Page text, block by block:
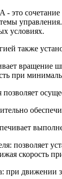
- это
условиях.
также
вращение
при
позволяет
скорость
при